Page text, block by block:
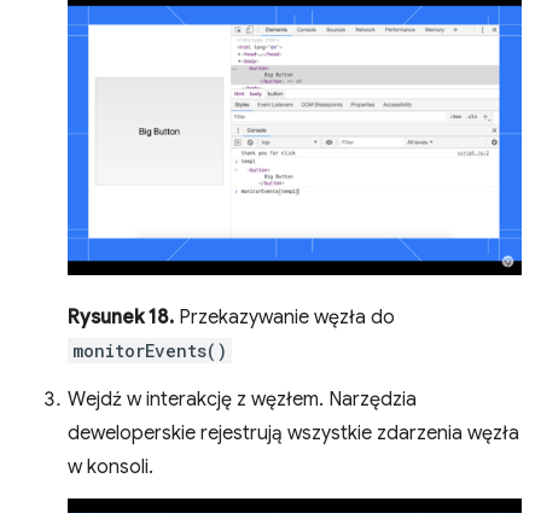
Rysunek 18. Przekazywanie węzła do
monitorEvents()
Wejdź w interakcję z węzłem. Narzędzia
deweloperskie rejestrują wszystkie zdarzenia węzła
w konsoli.